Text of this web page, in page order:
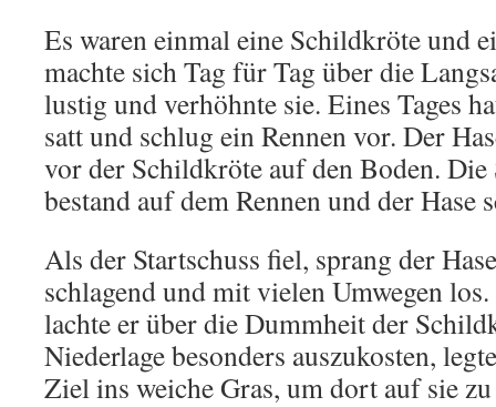
Es waren einmal eine Schildkröte und
machte sich Tag für Tag über die
lustig und verhöhnte sie. Eines Tages
satt und schlug ein Rennen vor. Der
vor der Schildkröte auf den Boden.
bestand auf dem Rennen und der Hase
Als der Startschuss fiel, sprang der
schlagend und mit vielen Umwegen
lachte er über die Dummheit der
Niederlage besonders auszukosten,
Ziel ins weiche Gras, um dort auf sie